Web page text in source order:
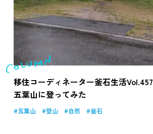
移住コーディネーター釜石生活Vol.457
五葉山に登ってみた
五葉山 登山 自然 釜石